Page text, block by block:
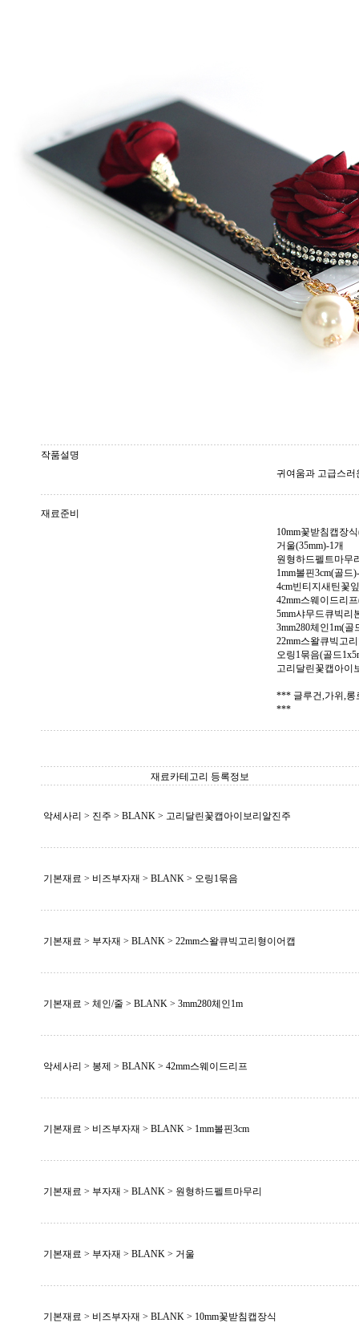
작품설명
귀여움과 고급스러
재료준비
10mm꽃받침캡장
거울(35mm)-1개
원형하드펠트마무
1mm볼핀3cm(골드
4cm빈티지새틴꽃
42mm스웨이드리
5mm샤무드큐빅리
3mm280체인1m(골
22mm스왈큐빅고
오링1묶음(골드
고리달린꽃캡아이
*** 글루건,가위,롱
***
재료카테고리 등록정보
악세사리 > 진주 > BLANK > 고리달린꽃캡아이보리알진주
기본재료 > 비즈부자재 > BLANK > 오링1묶음
기본재료 > 부자재 > BLANK > 22mm스왈큐빅고리형이어캡
기본재료 > 체인/줄 > BLANK > 3mm280체인1m
악세사리 > 봉제 > BLANK > 42mm스웨이드리프
기본재료 > 비즈부자재 > BLANK > 1mm볼핀3cm
기본재료 > 부자재 > BLANK > 원형하드펠트마무리
기본재료 > 부자재 > BLANK > 거울
기본재료 > 비즈부자재 > BLANK > 10mm꽃받침캡장식